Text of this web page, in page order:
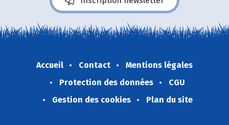
Accueil Contact
Mentions légales
Protection des données
CGU
Gestion des cookies
Plan du site